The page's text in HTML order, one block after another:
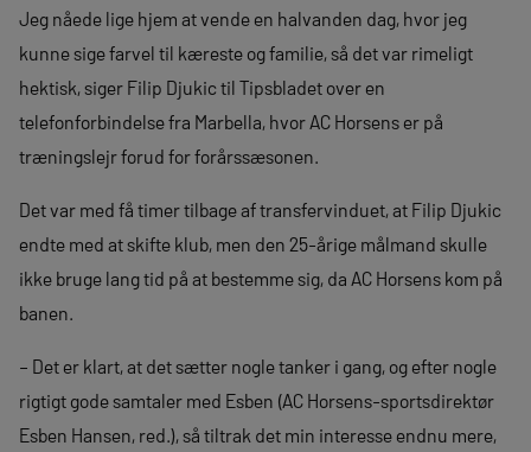
Jeg nåede lige hjem at vende en halvanden dag, hvor jeg
kunne sige farvel til kæreste og familie, så det var rimeligt
hektisk, siger Filip Djukic til Tipsbladet over en
telefonforbindelse fra Marbella, hvor AC Horsens er på
træningslejr forud for forårssæsonen.
Det var med få timer tilbage af transfervinduet, at Filip Djukic
endte med at skifte klub, men den 25-årige målmand skulle
ikke bruge lang tid på at bestemme sig, da AC Horsens kom på
banen.
– Det er klart, at det sætter nogle tanker i gang, og efter nogle
rigtigt gode samtaler med Esben (AC Horsens-sportsdirektør
Esben Hansen, red.), så tiltrak det min interesse endnu mere,